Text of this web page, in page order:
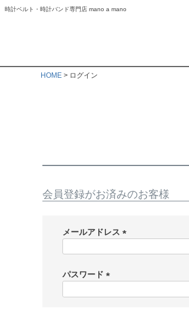
時計ベルト・時計バンド専門店 mano a mano
HOME ログイン
会員登録がお済みのお客様
メールアドレス
)
パスワード